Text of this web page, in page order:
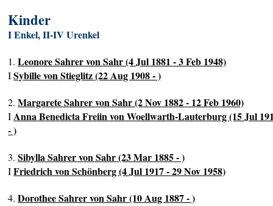
Kinder
I Enkel, II-IV Urenkel
1.Leonore Sahrer von Sahr (4 Jul 1881 - 3 Feb 1948)
ISybille von Stieglitz (22 Aug 1908 - )
2.Margarete Sahrer von Sahr (2 Nov 1882 - 12 Feb 1960)
IAnna Benedicta Freiin von Woellwarth-Lauterburg (15 Jul
- )
3.Sibylla Sahrer von Sahr (23 Mar 1885 - )
IFriedrich von Schönberg (4 Jul 1917 - 29 Nov 1958)
4.Dorothee Sahrer von Sahr (10 Aug 1887 - )